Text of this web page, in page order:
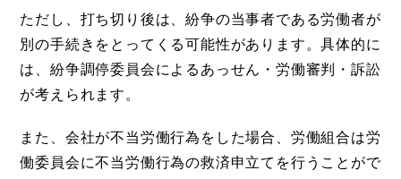
ただし、打ち切り後は、紛争の当事者である労働者が
別の手続きをとってくる可能性があります。具体的に
は、紛争調停委員会によるあっせん・労働審判・訴訟
が考えられます。
また、会社が不当労働行為をした場合、労働組合は労
働委員会に不当労働行為の救済申立てを行うことがで